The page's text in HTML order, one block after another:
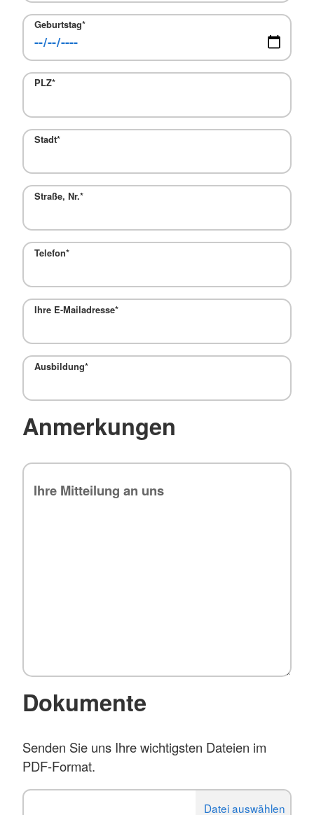
Geburtstag*
PLZ*
Stadt*
Straße, Nr.*
Telefon*
Ihre E-Mailadresse*
Ausbildung*
Anmerkungen
Dokumente
Senden Sie uns Ihre wichtigsten Dateien im
PDF-Format.